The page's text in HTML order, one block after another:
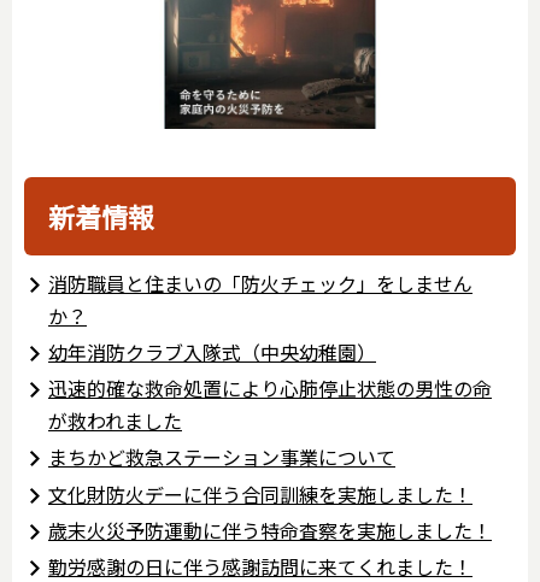
新着情報
消防職員と住まいの「防火チェック」をしません
か？
幼年消防クラブ入隊式（中央幼稚園）
迅速的確な救命処置により心肺停止状態の男性の命
が救われました
まちかど救急ステーション事業について
文化財防火デーに伴う合同訓練を実施しました！
歳末⽕災予防運動に伴う特命査察を実施しました！
勤労感謝の日に伴う感謝訪問に来てくれました！